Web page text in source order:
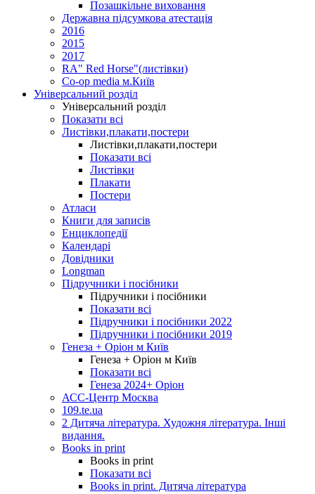
Позашкільне виховання
Державна підсумкова атестація
2016
2015
2017
RA" Red Horse"(листівки)
Co-op media м.Київ
Універсальний розділ
Універсальний розділ
Показати всі
Листівки,плакати,постери
Листівки,плакати,постери
Показати всі
Листівки
Плакати
Постери
Атласи
Книги для записів
Енциклопедії
Календарі
Довідники
Longman
Підручники і посібники
Підручники і посібники
Показати всі
Підручники і посібники 2022
Підручники і посібники 2019
Генеза + Оріон м Київ
Генеза + Оріон м Київ
Показати всі
Генеза 2024+ Оріон
АСС-Центр Москва
109.te.ua
2 Дитяча література. Художня література. Інші
видання.
Books in print
Books in print
Показати всі
Books in print. Дитяча література